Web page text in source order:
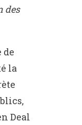
des
de
la
Deal